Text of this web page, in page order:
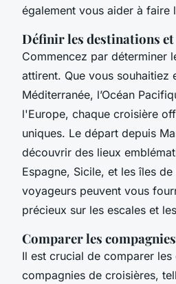
également vous aider à faire
Définir les destinations
Commencez par déterminer
attirent. Que vous souhaitiez
Méditerranée, l’Océan
l'Europe, chaque croisière
uniques. Le départ depuis
découvrir des lieux
Espagne, Sicile, et les îles
voyageurs peuvent vous
précieux sur les escales et
Comparer les
Il est crucial de comparer les
compagnies de croisières,